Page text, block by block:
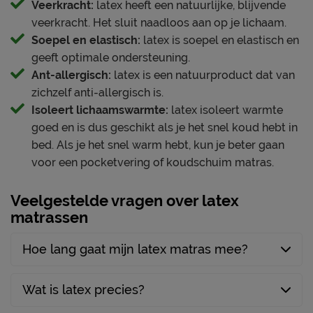
Dit matras is een uitblinker in:
Vernieuwd volgens de laatste slaaptechnologieën
Contour support
Maximale bewegingsvrijheid voor iedere
lichaamsbouw
Optimale ondersteuning
Zacht en aangenaam ligcomfort
Temperatuurregulerende en anti-allergene
matrashoes
Verzorging & Garantie
goed én schoon houden. Alle schoonmaakinstructies
Materiaal tijk
69% polyester, 1%
elastaan, 30% lyocell
Handvatten
Ja
Tijk afritsbaar
Ja
Anti huisstofmijt
Advies bedbodem
Geschikt voor de
binnenvering bodem,
spiraalbodem,
Geschikt voor
Veerkracht: latex heeft een natuurlijke, blijvende
veerkracht. Het sluit naadloos aan op je lichaam.
Soepel en elastisch: latex is soepel en elastisch en
geeft optimale ondersteuning.
Ant-allergisch: latex is een natuurproduct dat van
zichzelf anti-allergisch is.
Isoleert lichaamswarmte: latex isoleert warmte
goed en is dus geschikt als je het snel koud hebt in
bed. Als je het snel warm hebt, kun je beter gaan
voor een pocketvering of koudschuim matras.
Veelgestelde vragen over latex
matrassen
Hoe lang gaat mijn latex matras mee?
Wat is latex precies?